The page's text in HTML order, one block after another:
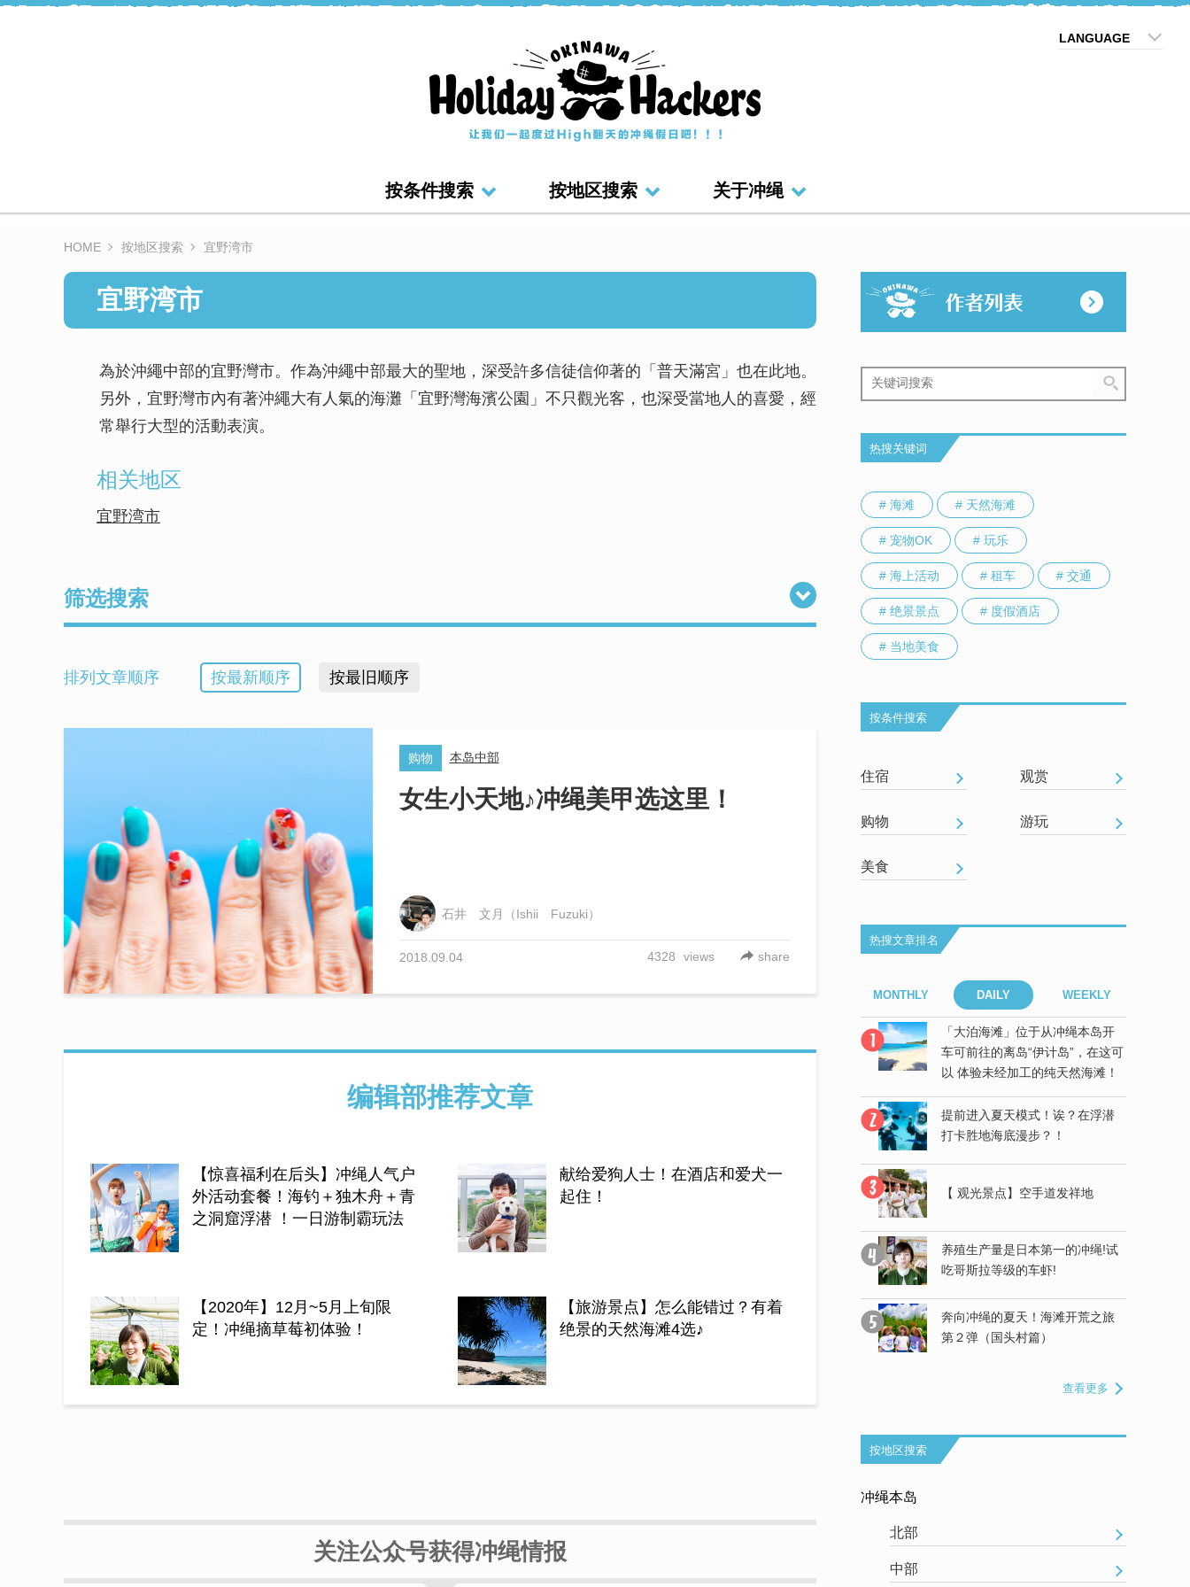
LANGUAGE
按条件搜索 按地区搜索 关于冲绳
HOME 按地区搜索 宜野湾市
宜野湾市
為於沖繩中部的宜野灣市。作為沖繩中部最大的聖地，深受許多信徒信仰著的「普天滿宮」也在此地。
另外，宜野灣市內有著沖繩大有人氣的海灘「宜野灣海濱公園」不只觀光客，也深受當地人的喜愛，經
常舉行大型的活動表演。
相关地区
宜野湾市
筛选搜索
排列文章顺序 按最新顺序 按最旧顺序
购物 本岛中部
女生小天地♪冲绳美甲选这里！
石井 文月（Ishii Fuzuki）
2018.09.04 4328 views share
编辑部推荐文章
【惊喜福利在后头】冲绳人气户
外活动套餐！海钓＋独木舟＋青
之洞窟浮潜 ！一日游制霸玩法
献给爱狗人士！在酒店和爱犬一
起住！
【2020年】12月~5月上旬限
定！冲绳摘草莓初体验！
【旅游景点】怎么能错过？有着
绝景的天然海滩4选♪
关注公众号获得冲绳情报
热搜关键词
# 海滩 # 天然海滩
# 宠物OK # 玩乐
# 海上活动 # 租车 # 交通
# 绝景景点 # 度假酒店
# 当地美食
按条件搜索
住宿 观赏
购物 游玩
美食
热搜文章排名
WEEKLY MONTHLY DAILY WEEKLY
车可前往的离岛“伊计岛”，在这可
赴日旅行前必读！在日本租车时
前往海中道路兜风的朋友必看！
「大泊海滩」位于从冲绳本岛开
车可前往的离岛“伊计岛”，在这可
以 体验未经加工的纯天然海滩！
提前进入夏天模式！诶？在浮潜
打卡胜地海底漫步？！
【 观光景点】空手道发祥地
养殖生产量是日本第一的冲绳!试
吃哥斯拉等级的车虾!
奔向冲绳的夏天！海滩开荒之旅
第２弹（国头村篇）
查看更多
按地区搜索
冲绳本岛
北部
中部